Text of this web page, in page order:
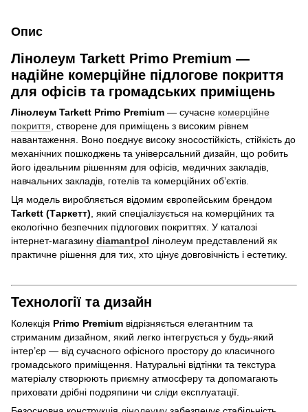
Опис
Лінолеум Tarkett Primo Premium —
надійне комерційне підлогове покриття
для офісів та громадських приміщень
Лінолеум Tarkett Primo Premium — сучасне комерційне
покриття , створене для приміщень з високим рівнем
навантаження. Воно поєднує високу зносостійкість, стійкість до
механічних пошкоджень та універсальний дизайн, що робить
його ідеальним рішенням для офісів, медичних закладів,
навчальних закладів, готелів та комерційних об’єктів.
Ця модель виробляється відомим європейським брендом
Tarkett (Таркетт) , який спеціалізується на комерційних та
екологічно безпечних підлогових покриттях. У каталозі
інтернет-магазину diamantpol лінолеум представлений як
практичне рішення для тих, хто цінує довговічність і естетику.
Технології та дизайн
Колекція Primo Premium відрізняється елегантним та
стриманим дизайном, який легко інтегрується у будь-який
інтер’єр — від сучасного офісного простору до класичного
громадського приміщення. Натуральні відтінки та текстура
матеріалу створюють приємну атмосферу та допомагають
приховати дрібні подряпини чи сліди експлуатації.